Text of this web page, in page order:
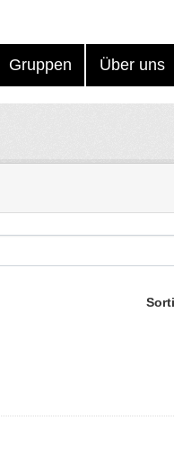
Gruppen Über uns